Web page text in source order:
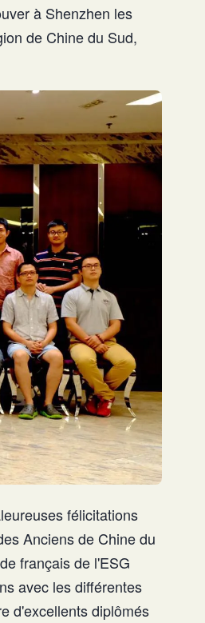
à Shenzhen les
de Chine du Sud,
félicitations
Anciens de Chine du
français de l'ESG
avec les différentes
d'excellents diplômés